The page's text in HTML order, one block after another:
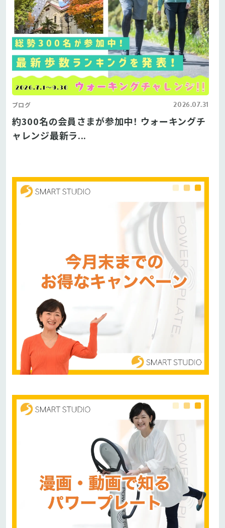
ブログ 2026.07.31
約300名の会員さまが参加中！ ウォーキングチ
ャレンジ最新ラ...